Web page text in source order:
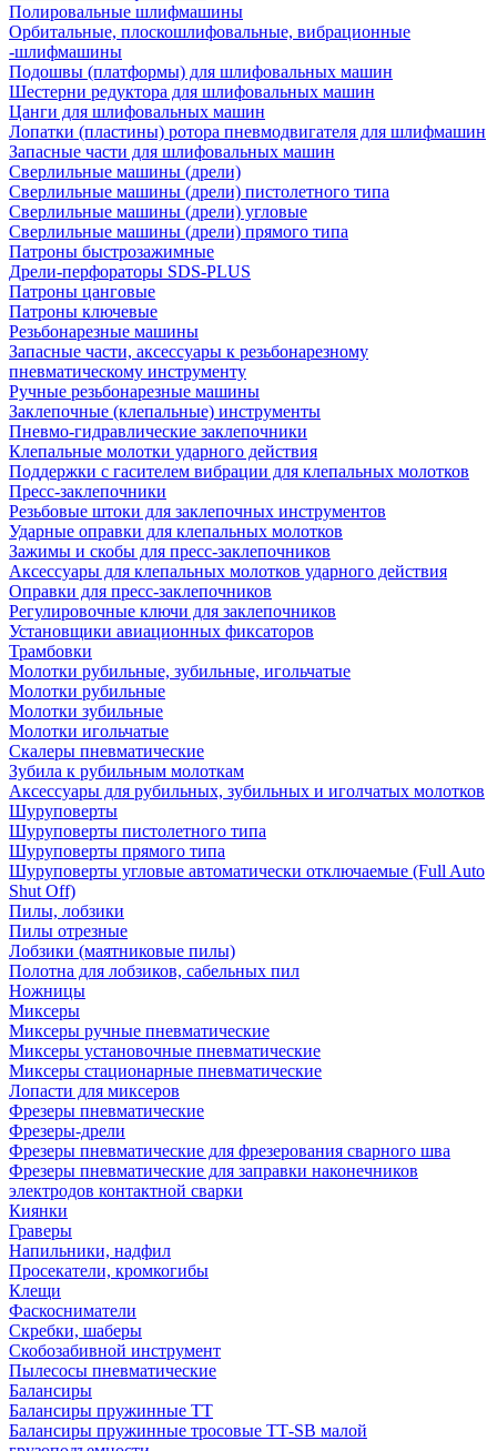
Полировальные шлифмашины
Орбитальные, плоскошлифовальные, вибрационные
-шлифмашины
Подошвы (платформы) для шлифовальных машин
Шестерни редуктора для шлифовальных машин
Цанги для шлифовальных машин
Лопатки (пластины) ротора пневмодвигателя для шлифмашин
Запасные части для шлифовальных машин
Сверлильные машины (дрели)
Сверлильные машины (дрели) пистолетного типа
Сверлильные машины (дрели) угловые
Сверлильные машины (дрели) прямого типа
Патроны быстрозажимные
Дрели-перфораторы SDS-PLUS
Патроны цанговые
Патроны ключевые
Резьбонарезные машины
Запасные части, аксессуары к резьбонарезному
пневматическому инструменту
Ручные резьбонарезные машины
Заклепочные (клепальные) инструменты
Пневмо-гидравлические заклепочники
Клепальные молотки ударного действия
Поддержки с гасителем вибрации для клепальных молотков
Пресс-заклепочники
Резьбовые штоки для заклепочных инструментов
Ударные оправки для клепальных молотков
Зажимы и скобы для пресс-заклепочников
Аксессуары для клепальных молотков ударного действия
Оправки для пресс-заклепочников
Регулировочные ключи для заклепочников
Установщики авиационных фиксаторов
Трамбовки
Молотки рубильные, зубильные, игольчатые
Молотки рубильные
Молотки зубильные
Молотки игольчатые
Скалеры пневматические
Зубила к рубильным молоткам
Аксессуары для рубильных, зубильных и иголчатых молотков
Шуруповерты
Шуруповерты пистолетного типа
Шуруповерты прямого типа
Шуруповерты угловые автоматически отключаемые (Full Auto
Shut Off)
Пилы, лобзики
Пилы отрезные
Лобзики (маятниковые пилы)
Полотна для лобзиков, сабельных пил
Ножницы
Миксеры
Миксеры ручные пневматические
Миксеры установочные пневматические
Миксеры стационарные пневматические
Лопасти для миксеров
Фрезеры пневматические
Фрезеры-дрели
Фрезеры пневматические для фрезерования сварного шва
Фрезеры пневматические для заправки наконечников
электродов контактной сварки
Киянки
Граверы
Напильники, надфил
Просекатели, кромкогибы
Клещи
Фаскосниматели
Скребки, шаберы
Скобозабивной инструмент
Пылесосы пневматические
Балансиры
Балансиры пружинные TT
Балансиры пружинные тросовые ТТ-SB малой